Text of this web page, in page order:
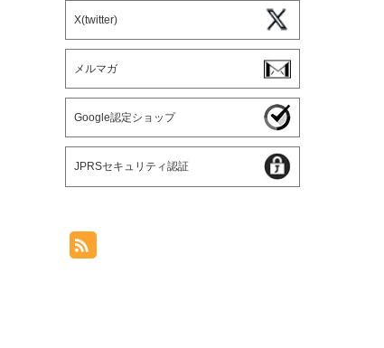
X(twitter)
メルマガ
Google認定ショップ
JPRSセキュリティ認証